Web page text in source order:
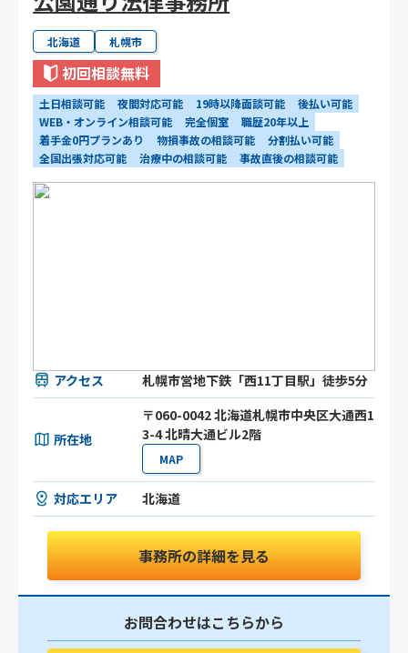
北海道 札幌市
初回相談無料
土日相談可能 夜間対応可能 19時以降面談可能
後払い可能
WEB・オンライン相談可能
完全個室
職歴20年以上
着手金0円プランあり
物損事故の相談可能
分割払い可能
全国出張対応可能
治療中の相談可能 事故直後の相談可能
アクセス 札幌市営地下鉄「西11丁目駅」徒歩5分
所在地
〒060-0042 北海道札幌市中央区大通西1
3-4 北晴大通ビル2階
MAP
対応エリア 北海道
事務所の詳細を見る
お問合わせはこちらから